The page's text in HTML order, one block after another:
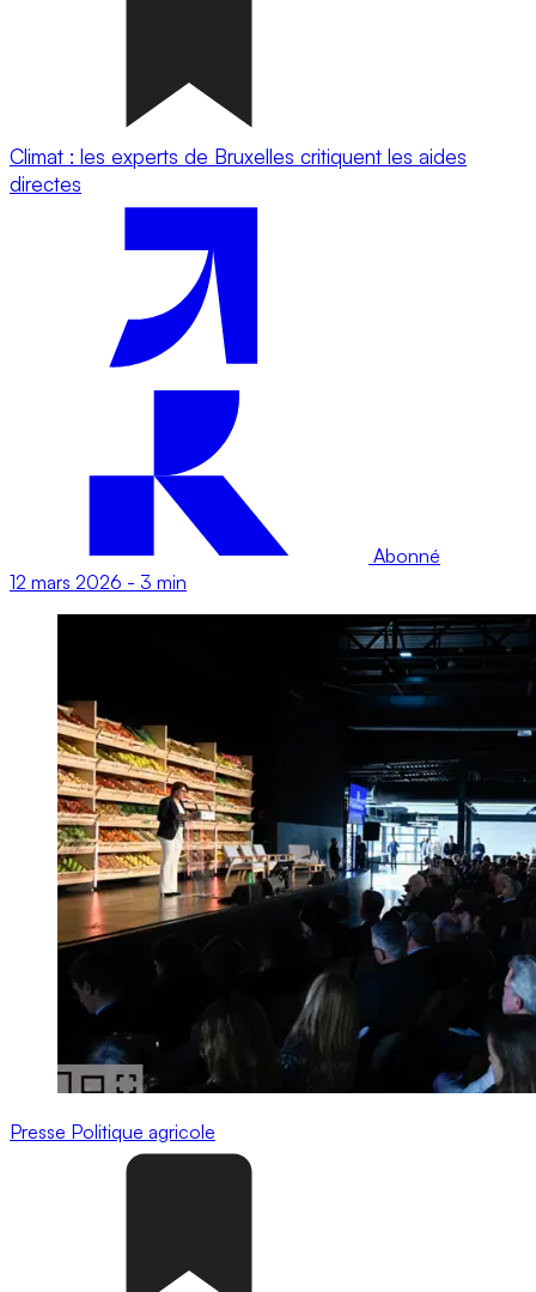
Climat : les experts de Bruxelles critiquent les aides
directes
Abonné
12 mars 2026 - 3 min
Presse Politique agricole